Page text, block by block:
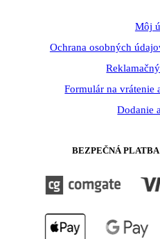
Môj
Ochrana osobných
Formulár na vrátenie
Dodanie
BEZPEČNÁ PLATBA